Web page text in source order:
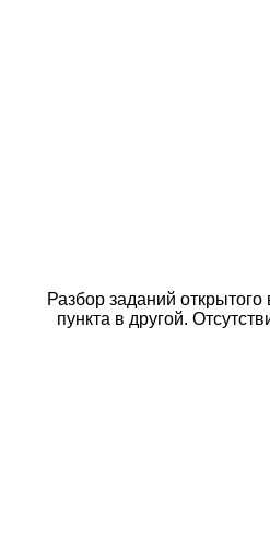
Разбор заданий
пункта в другой.